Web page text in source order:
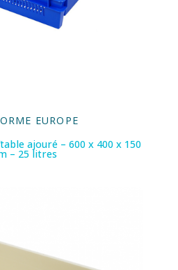
EUROPE
ajouré – 600 x 400 x 150
– 25 litres